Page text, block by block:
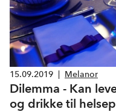
15.09.2019 Melanor
Dilemma - Kan
og drikke til